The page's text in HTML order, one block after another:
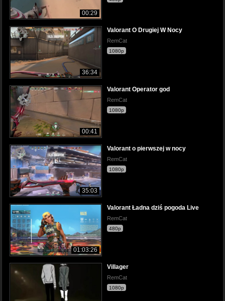
00:29
36:34
Valorant O Drugiej W Nocy
RemCat
1080p
00:41
Valorant Operator god
RemCat
1080p
35:03
Valorant o pierwszej w nocy
RemCat
1080p
01:03:26
Valorant Ładna dziś pogoda Live
RemCat
480p
Villager
RemCat
1080p